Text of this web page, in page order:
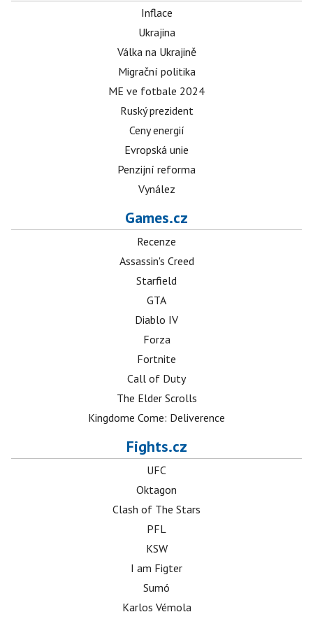
Inflace
Ukrajina
Válka na Ukrajině
Migrační politika
ME ve fotbale 2024
Ruský prezident
Ceny energií
Evropská unie
Penzijní reforma
Vynález
Games.cz
Recenze
Assassin's Creed
Starfield
GTA
Diablo IV
Forza
Fortnite
Call of Duty
The Elder Scrolls
Kingdome Come: Deliverence
Fights.cz
UFC
Oktagon
Clash of The Stars
PFL
KSW
I am Figter
Sumó
Karlos Vémola